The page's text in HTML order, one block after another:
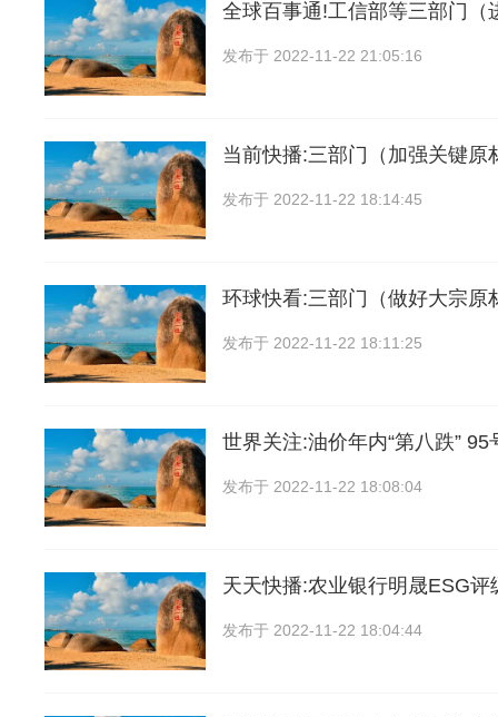
全球百事通!工信部等三部门（
发布于 2022-11-22 21:05:16
当前快播:三部门（加强关键原
发布于 2022-11-22 18:14:45
环球快看:三部门（做好大宗原
发布于 2022-11-22 18:11:25
世界关注:油价年内“第八跌” 95
发布于 2022-11-22 18:08:04
天天快播:农业银行明晟ESG评
发布于 2022-11-22 18:04:44